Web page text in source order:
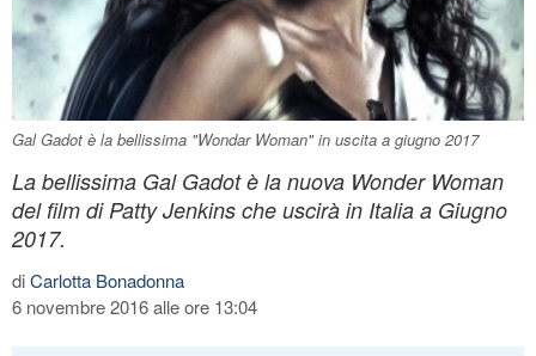
Gal Gadot è la bellissima "Wondar Woman" in uscita a giugno 2017
La bellissima Gal Gadot è la nuova Wonder Woman
del film di Patty Jenkins che uscirà in Italia a Giugno
2017.
diCarlotta Bonadonna
6 novembre 2016 alle ore 13:04